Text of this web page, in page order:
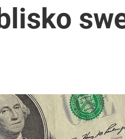
rzezi wołyńskiej